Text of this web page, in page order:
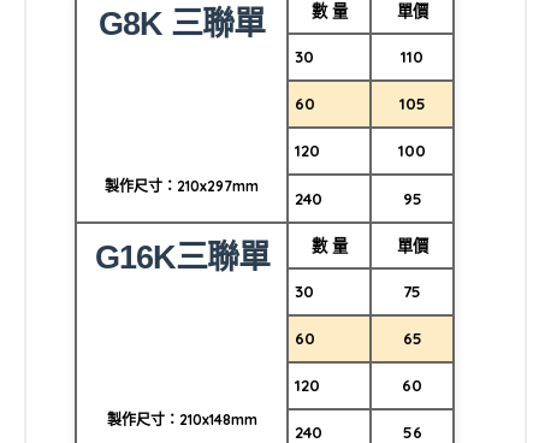
G8K 三聯單
製作尺寸：210x297mm
數 量 單價
30 110
60 105
120 100
240 95
G16K三聯單
製作尺寸：210x148mm
數 量 單價
30 75
60 65
120 60
240 56